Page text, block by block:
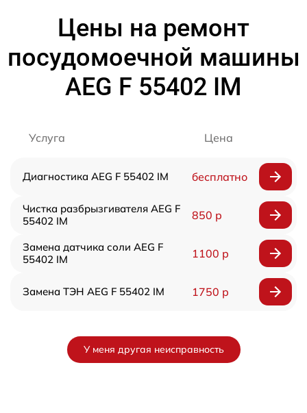
Цены на ремонт
посудомоечной машины
AEG F 55402 IM
Услуга Цена
Диагностика AEG F 55402 IM бесплатно
Чистка разбрызгивателя AEG F
55402 IM
850 р
Замена датчика соли AEG F
55402 IM
1100 р
Замена ТЭН AEG F 55402 IM 1750 р
У меня другая неисправность